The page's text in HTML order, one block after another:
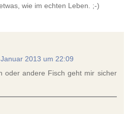
wie im echten Leben. ;-)
2013 um 22:09
oder andere Fisch geht mir sicher